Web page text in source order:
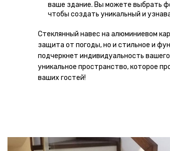
ваше здание. Вы можете выбрать
чтобы создать уникальный и
Стеклянный навес на алюминиевом
защита от погоды, но и стильное и
подчеркнет индивидуальность
уникальное пространство, которое
ваших гостей!